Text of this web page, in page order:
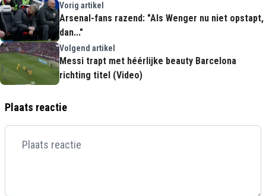
Vorig artikel
Arsenal-fans razend: "Als Wenger nu niet opstapt,
dan..."
Volgend artikel
Messi trapt met héérlijke beauty Barcelona
richting titel (Video)
Plaats reactie